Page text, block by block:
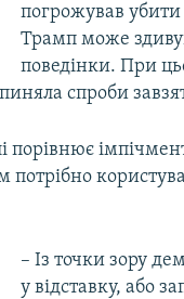
погрожував
Трамп може
поведінки. При
спроби
порівнює
потрібно
– Із точки зору
у відставку, або